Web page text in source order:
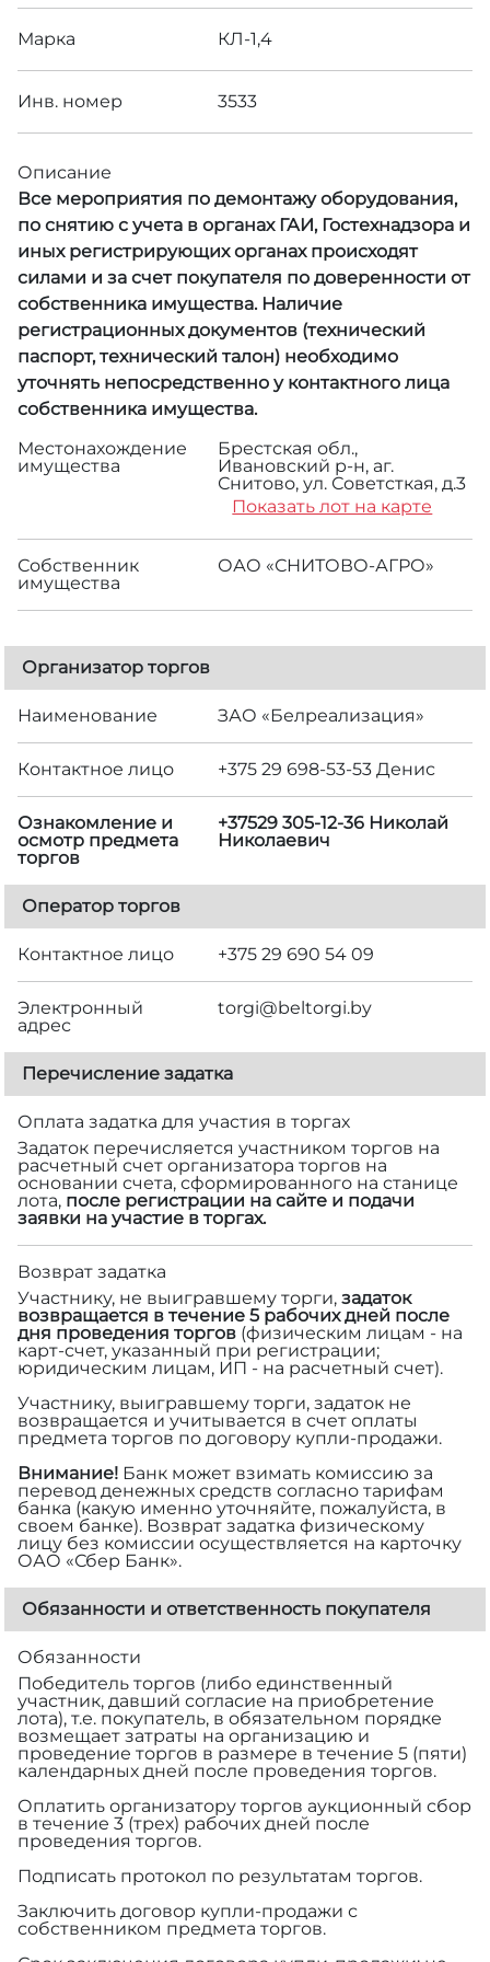
Марка КЛ-1,4
Инв. номер 3533
Описание
Все мероприятия по демонтажу оборудования,
по снятию с учета в органах ГАИ, Гостехнадзора и
иных регистрирующих органах происходят
силами и за счет покупателя по доверенности от
собственника имущества. Наличие
регистрационных документов (технический
паспорт, технический талон) необходимо
уточнять непосредственно у контактного лица
собственника имущества.
Местонахождение
имущества
Брестская обл.,
Ивановский р-н, аг.
Снитово, ул. Советсткая, д.3
Показать лот на карте
Собственник
имущества
ОАО «СНИТОВО-АГРО»
Организатор торгов
Наименование ЗАО «Белреализация»
Контактное лицо +375 29 698-53-53 Денис
Ознакомление и
осмотр предмета
торгов
+37529 305-12-36 Николай
Николаевич
Оператор торгов
Контактное лицо +375 29 690 54 09
Электронный
адрес
torgi@beltorgi.by
Перечисление задатка
Оплата задатка для участия в торгах
Задаток перечисляется участником торгов на
расчетный счет организатора торгов на
основании счета, сформированного на станице
лота, после регистрации на сайте и подачи
заявки на участие в торгах.
Возврат задатка
Участнику, не выигравшему торги, задаток
возвращается в течение 5 рабочих дней после
дня проведения торгов (физическим лицам - на
карт-счет, указанный при регистрации;
юридическим лицам, ИП - на расчетный счет).
Участнику, выигравшему торги, задаток не
возвращается и учитывается в счет оплаты
предмета торгов по договору купли-продажи.
Внимание! Банк может взимать комиссию за
перевод денежных средств согласно тарифам
банка (какую именно уточняйте, пожалуйста, в
своем банке). Возврат задатка физическому
лицу без комиссии осуществляется на карточку
ОАО «Сбер Банк».
Обязанности и ответственность покупателя
Обязанности
Победитель торгов (либо единственный
участник, давший согласие на приобретение
лота), т.е. покупатель, в обязательном порядке
возмещает затраты на организацию и
проведение торгов в размере в течение 5 (пяти)
календарных дней после проведения торгов.
Оплатить организатору торгов аукционный сбор
в течение 3 (трех) рабочих дней после
проведения торгов.
Подписать протокол по результатам торгов.
Заключить договор купли-продажи с
собственником предмета торгов.